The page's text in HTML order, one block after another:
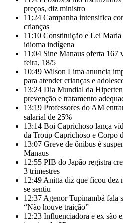
preços, diz ministro
11:24 Campanha intensifica
crianças
11:10 Constituição e Lei Maria
idioma indígena
11:04 Sine Manaus oferta 167
feira, 18/5
10:49 Wilson Lima anuncia
para atender crianças e
13:24 Dia Mundial da
prevenção e tratamento
13:19 Professores do AM
salarial de 25%
13:14 Boi Caprichoso lança
da Troup Caprichoso e Corpo
13:07 Greve de ônibus é
Manaus
12:55 PIB do Japão registra
3 trimestres
12:49 Anitta diz que ficou dez
se sentiu
12:37 Agenor Tupinambá fala
“Não houve traição”
12:23 Influenciadora e ex são